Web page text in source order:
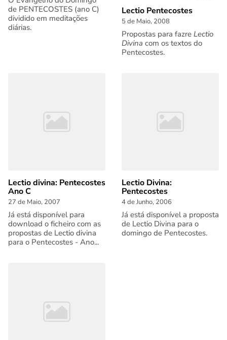
de PENTECOSTES (ano C)
dividido em meditações
diárias.
Lectio Pentecostes
5 de Maio, 2008
Propostas para fazre Lectio
Divina com os textos do
Pentecostes.
Lectio divina: Pentecostes
Ano C
27 de Maio, 2007
Já está disponível para
download o ficheiro com as
propostas de Lectio divina
para o Pentecostes - Ano...
Lectio Divina:
Pentecostes
4 de Junho, 2006
Já está disponível a proposta
de Lectio Divina para o
domingo de Pentecostes.